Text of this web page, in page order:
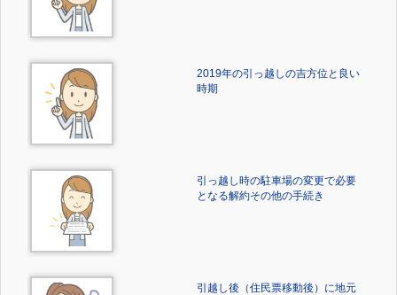
2019年の引っ越しの吉方位と良い
時期
引っ越し時の駐車場の変更で必要
となる解約その他の手続き
引越し後（住民票移動後）に地元